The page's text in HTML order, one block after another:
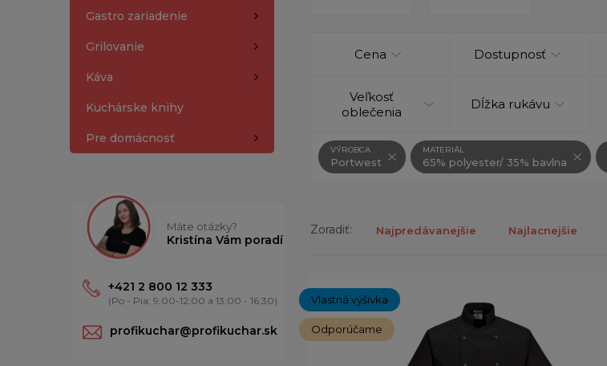
Gastro zariadenie
Grilovanie
Káva
Kuchárske knihy
Pre domácnosť
Máte otázky?
Kristína Vám poradí
+421 2 800 12 333
(Po - Pia: 9:00-12:00 a 13:00 - 16:30)
profikuchar@profikuchar.sk
Cena Dostupnosť
Veľkosť
oblečenia
Dĺžka rukávu
VÝROBCA
Portwest
MATERIÁL
65% polyester/ 35% bavlna
Zoradiť: Najpredávanejšie Najlacnejšie
Vlastná výšivka
Odporúčame